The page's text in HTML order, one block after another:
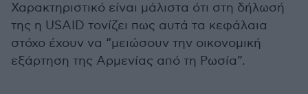
Χαρακτηριστικό είναι μάλιστα ότι στη δήλωσή
της η USAID τονίζει πως αυτά τα κεφάλαια
στόχο έχουν να “μειώσουν την οικονομική
εξάρτηση της Αρμενίας από τη Ρωσία”.